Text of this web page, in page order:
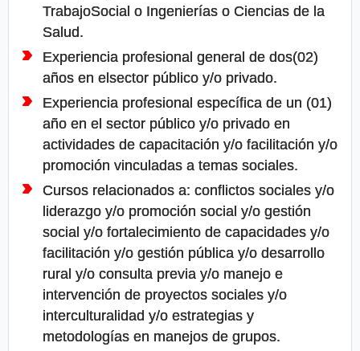
TrabajoSocial o Ingenierías o Ciencias de la
Salud.
Experiencia profesional general de dos(02)
años en elsector público y/o privado.
Experiencia profesional específica de un (01)
año en el sector público y/o privado en
actividades de capacitación y/o facilitación y/o
promoción vinculadas a temas sociales.
Cursos relacionados a: conflictos sociales y/o
liderazgo y/o promoción social y/o gestión
social y/o fortalecimiento de capacidades y/o
facilitación y/o gestión pública y/o desarrollo
rural y/o consulta previa y/o manejo e
intervención de proyectos sociales y/o
interculturalidad y/o estrategias y
metodologías en manejos de grupos.